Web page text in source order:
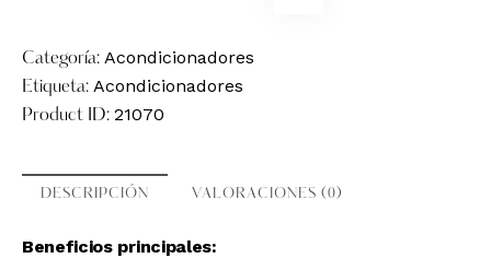
Categoría: Acondicionadores
Etiqueta: Acondicionadores
Product ID: 21070
DESCRIPCIÓN VALORACIONES (0)
Beneficios principales: